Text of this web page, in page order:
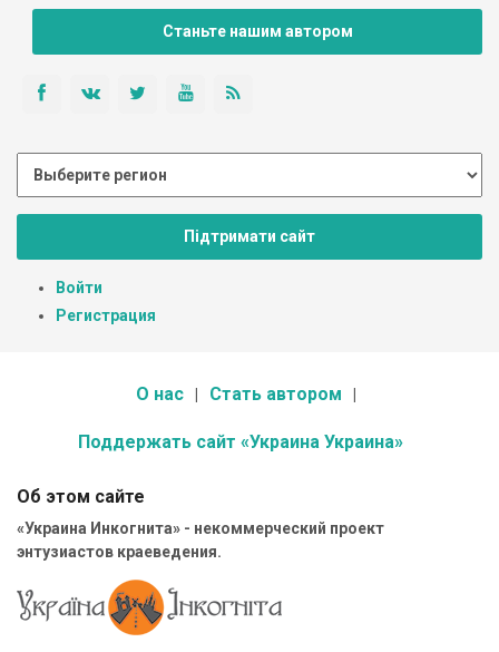
Станьте нашим автором
Підтримати сайт
Войти
Регистрация
О нас Стать автором
Поддержать сайт «Украина Украина»
Об этом сайте
«Украина Инкогнита» - некоммерческий проект
энтузиастов краеведения.